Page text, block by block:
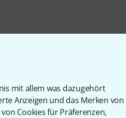
mit allem was dazugehört
Anzeigen und das Merken von
Cookies für Präferenzen,